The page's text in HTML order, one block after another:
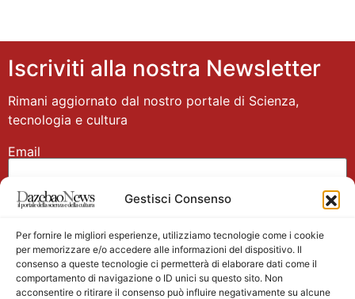
Gestisci Consenso
Per fornire le migliori esperienze, utilizziamo tecnologie come i cookie
per memorizzare e/o accedere alle informazioni del dispositivo. Il
consenso a queste tecnologie ci permetterà di elaborare dati come il
comportamento di navigazione o ID unici su questo sito. Non
acconsentire o ritirare il consenso può influire negativamente su alcune
Iscriviti alla nostra Newsletter
Rimani aggiornato dal nostro portale di Scienza,
tecnologia e cultura
Email
Nome